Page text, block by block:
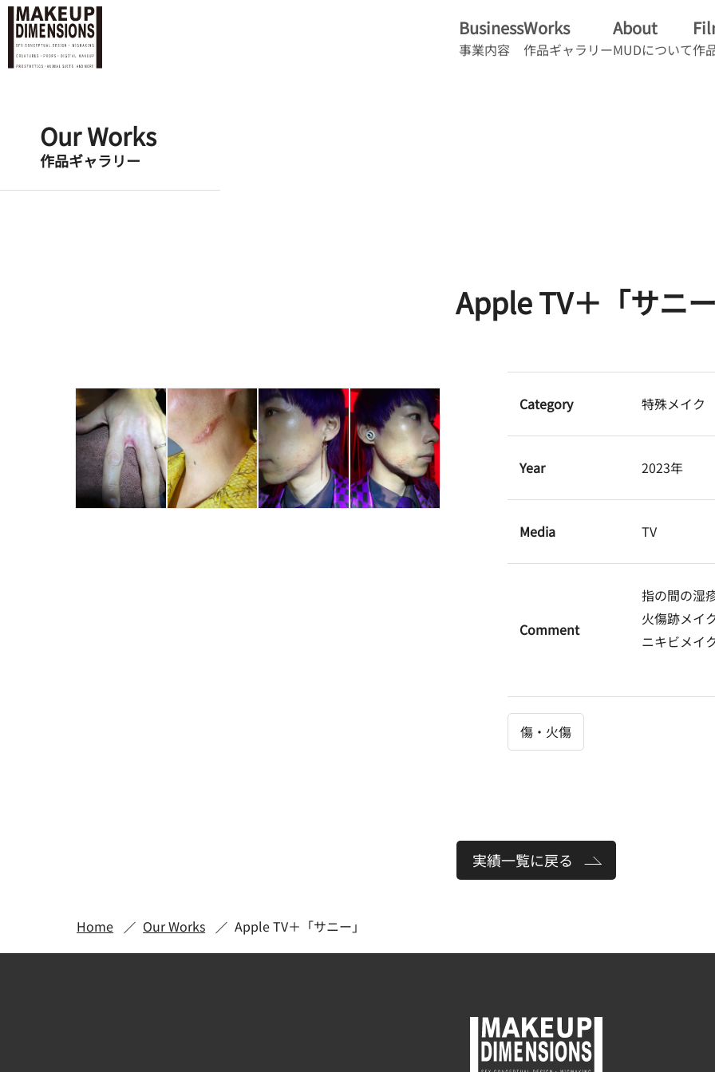
Business
事業内容
Works
作品ギャラリー
About
MUDについて作
Our Works
作品ギャラリー
Apple TV＋「サニー
Category 特殊メイク
Year 2023年
Media TV
Comment
指の間の湿
火傷跡メイ
ニキビメイ
傷・火傷
実績一覧に戻る
Home Our Works Apple TV＋「サニー」